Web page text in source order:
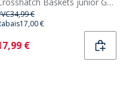
34,99 €
17,00 €
€